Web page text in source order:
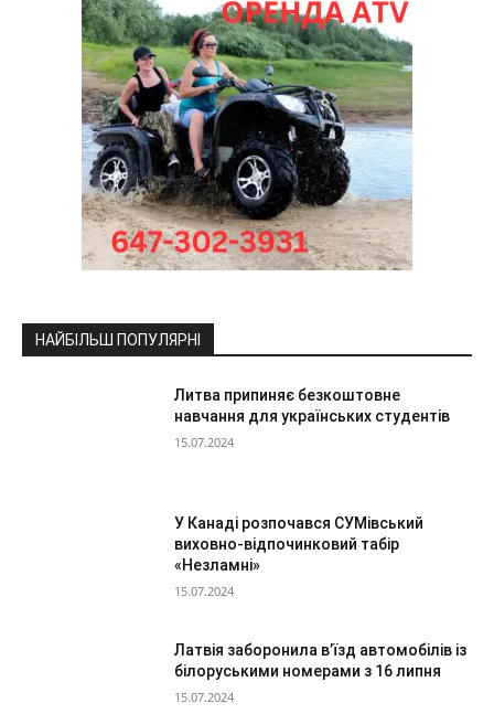
НАЙБІЛЬШ ПОПУЛЯРНІ
Литва припиняє безкоштовне
навчання для українських студентів
15.07.2024
У Канаді розпочався СУМівський
виховно-відпочинковий табір
«Незламні»
15.07.2024
Латвія заборонила в’їзд автомобілів із
білоруськими номерами з 16 липня
15.07.2024